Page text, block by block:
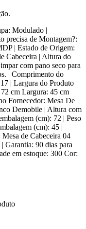
Modulado |
precisa de Montagem?:
| Estado de Origem:
Cabeceira | Altura do
com pano seco para
| Comprimento do
| Largura do Produto
cm Largura: 45 cm
Fornecedor: Mesa De
Demobile | Altura com
(cm): 72 | Peso
(cm): 45 |
de Cabeceira 04
Garantia: 90 dias para
em estoque: 300 Cor: